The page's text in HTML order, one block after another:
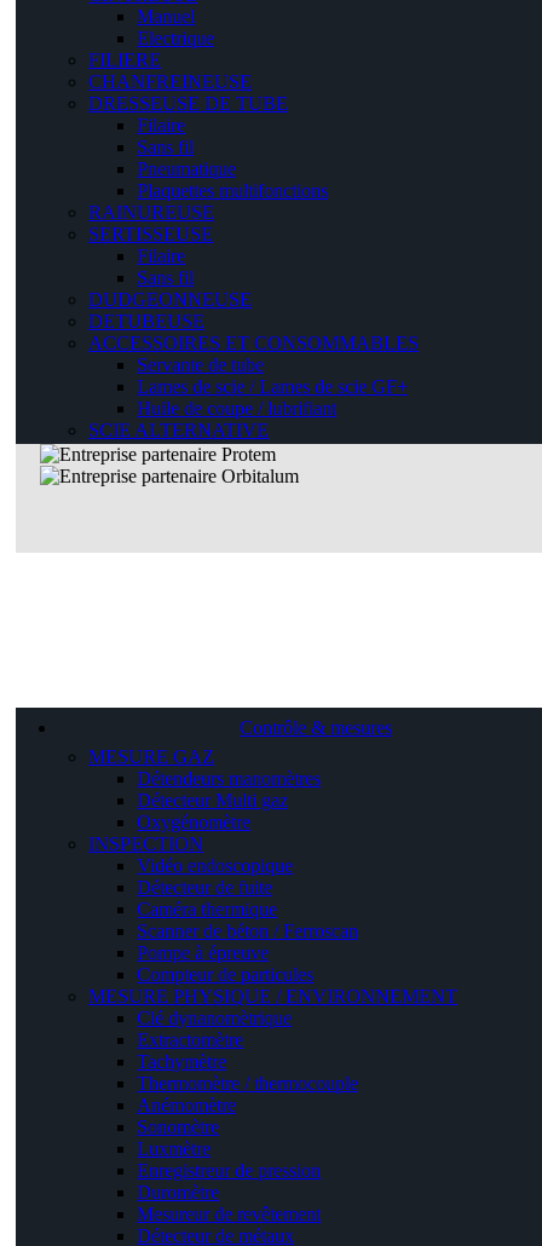
Manuel
Electrique
FILIERE
CHANFREINEUSE
DRESSEUSE DE TUBE
Filaire
Sans fil
Pneumatique
Plaquettes multifonctions
RAINUREUSE
SERTISSEUSE
Filaire
Sans fil
DUDGEONNEUSE
DETUBEUSE
ACCESSOIRES ET CONSOMMABLES
Servante de tube
Lames de scie / Lames de scie GF+
Huile de coupe / lubrifiant
SCIE ALTERNATIVE
Contrôle & mesures
MESURE GAZ
Détendeurs manomètres
Détecteur Multi gaz
Oxygénomètre
INSPECTION
Vidéo endoscopique
Détecteur de fuite
Caméra thermique
Scanner de béton / Ferroscan
Pompe à épreuve
Compteur de particules
MESURE PHYSIQUE / ENVIRONNEMENT
Clé dynanomètrique
Extractomètre
Tachymètre
Thermomètre / thermocouple
Anémomètre
Sonomètre
Luxmètre
Enregistreur de pression
Duromètre
Mesureur de revêtement
Détecteur de métaux